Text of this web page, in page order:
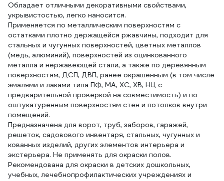
Обладает отличными декоративными свойствами,
укрывистостью, легко наносится.
Применяется по металлическим поверхностям с
остатками плотно держащейся ржавчины, подходит для
стальных и чугунных поверхностей, цветных металлов
(медь, алюминий), поверхностей из оцинкованного
металла и нержавеющей стали, а также по деревянным
поверхностям, ДСП, ДВП, ранее окрашенным (в том числе
эмалями и лаками типа ПФ, МА, ХС, ХВ, НЦ с
предварительной проверкой на совместимость) и по
оштукатуренным поверхностям стен и потолков внутри
помещений.
Предназначена для ворот, труб, заборов, гаражей,
решеток, садовового инвентаря, стальных, чугунных и
кованных изделий, других элементов интерьера и
экстерьера. Не применять для окраски полов.
Рекомендована для окраски в детских дошкольных,
учебных, лечебнопрофилактических учреждениях и